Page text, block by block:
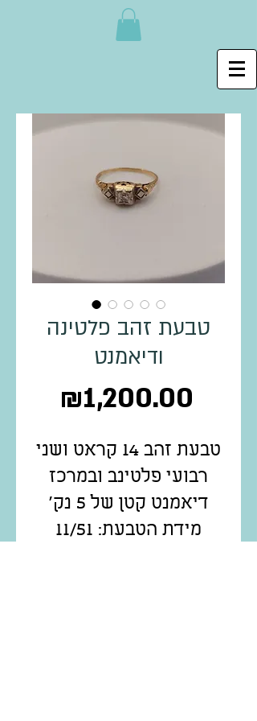
טבעת זהב פלטינה
ודיאמנט
₪1,200.00
טבעת זהב 14 קראט ושני
רבועי פלטינב ובמרכז
דיאמנט קטן של 5 נק'
מידת הטבעת: 11/51